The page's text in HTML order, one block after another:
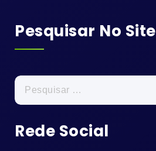
Pesquisar No Site
Pesquisar
por:
Rede Social